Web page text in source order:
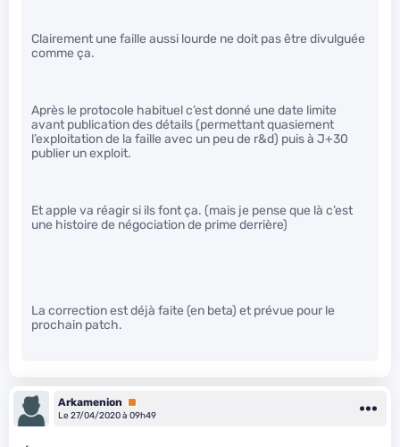
Clairement une faille aussi lourde ne doit pas être divulguée
comme ça.
Après le protocole habituel c’est donné une date limite
avant publication des détails (permettant quasiement
l’exploitation de la faille avec un peu de r&d) puis à J+30
publier un exploit.
Et apple va réagir si ils font ça. (mais je pense que là c’est
une histoire de négociation de prime derrière)
La correction est déjà faite (en beta) et prévue pour le
prochain patch.
Arkamenion
Premium
Le 27/04/2020 à 09h49